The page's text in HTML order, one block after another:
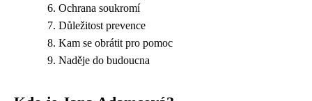
Ochrana soukromí
Důležitost prevence
Kam se obrátit pro pomoc
Naděje do budoucna